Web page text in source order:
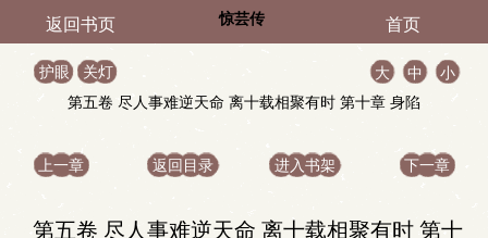
返回书页 惊芸传 首页
护眼 关灯 大 中
小
第五卷 尽人事难逆天命 离十载相聚有时 第十章 身陷
上一章 返回目录 进入书架 下一章
第五卷 尽人事难逆天命 离十载相聚有时 第十